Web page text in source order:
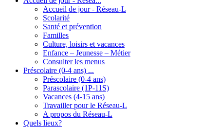
Accueil de jour - Réseau-L
Scolarité
Santé et prévention
Familles
Culture, loisirs et vacances
Enfance – Jeunesse – Métier
Consulter les menus
Préscolaire (0-4 ans) ...
Préscolaire (0-4 ans)
Parascolaire (1P-11S)
Vacances (4-15 ans)
Travailler pour le Réseau-L
A propos du Réseau-L
Quels lieux?